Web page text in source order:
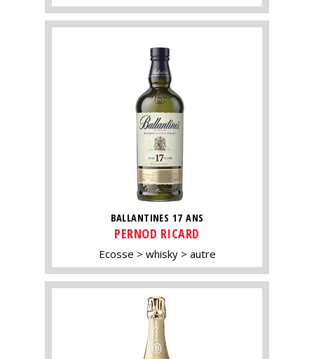
BALLANTINES 17 ANS
PERNOD RICARD
Ecosse whisky autre